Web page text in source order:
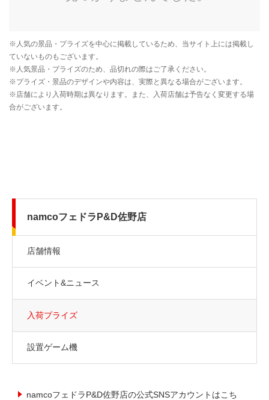
namcoフェドラP&D佐野店
店舗情報
イベント&ニュース
入荷プライズ
設置ゲーム機
namcoフェドラP&D佐野店の公式SNSアカウントはこち